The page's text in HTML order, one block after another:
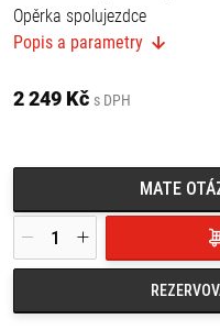
Opěrka spolujezdce
Opěrku nelze namontovat
Vhodné pro:
Popis a parametry
2 249 Kč s DPH
MATE